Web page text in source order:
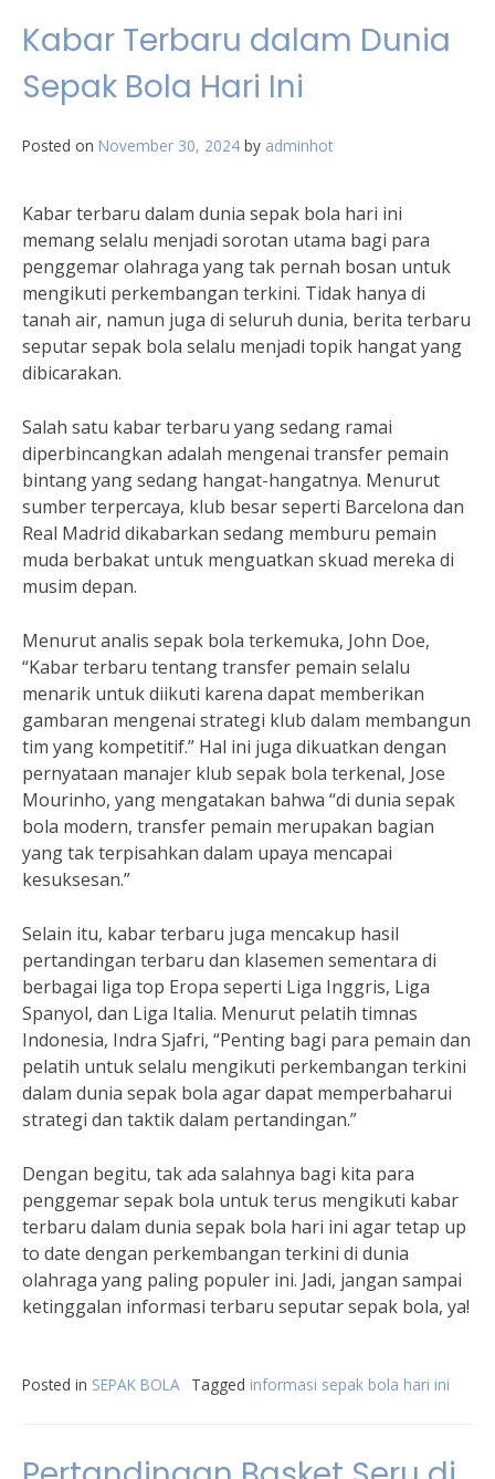
Kabar Terbaru dalam Dunia
Sepak Bola Hari Ini
Posted on November 30, 2024 by adminhot
Kabar terbaru dalam dunia sepak bola hari ini
memang selalu menjadi sorotan utama bagi para
penggemar olahraga yang tak pernah bosan untuk
mengikuti perkembangan terkini. Tidak hanya di
tanah air, namun juga di seluruh dunia, berita terbaru
seputar sepak bola selalu menjadi topik hangat yang
dibicarakan.
Salah satu kabar terbaru yang sedang ramai
diperbincangkan adalah mengenai transfer pemain
bintang yang sedang hangat-hangatnya. Menurut
sumber terpercaya, klub besar seperti Barcelona dan
Real Madrid dikabarkan sedang memburu pemain
muda berbakat untuk menguatkan skuad mereka di
musim depan.
Menurut analis sepak bola terkemuka, John Doe,
“Kabar terbaru tentang transfer pemain selalu
menarik untuk diikuti karena dapat memberikan
gambaran mengenai strategi klub dalam membangun
tim yang kompetitif.” Hal ini juga dikuatkan dengan
pernyataan manajer klub sepak bola terkenal, Jose
Mourinho, yang mengatakan bahwa “di dunia sepak
bola modern, transfer pemain merupakan bagian
yang tak terpisahkan dalam upaya mencapai
kesuksesan.”
Selain itu, kabar terbaru juga mencakup hasil
pertandingan terbaru dan klasemen sementara di
berbagai liga top Eropa seperti Liga Inggris, Liga
Spanyol, dan Liga Italia. Menurut pelatih timnas
Indonesia, Indra Sjafri, “Penting bagi para pemain dan
pelatih untuk selalu mengikuti perkembangan terkini
dalam dunia sepak bola agar dapat memperbaharui
strategi dan taktik dalam pertandingan.”
Dengan begitu, tak ada salahnya bagi kita para
penggemar sepak bola untuk terus mengikuti kabar
terbaru dalam dunia sepak bola hari ini agar tetap up
to date dengan perkembangan terkini di dunia
olahraga yang paling populer ini. Jadi, jangan sampai
ketinggalan informasi terbaru seputar sepak bola, ya!
Posted in SEPAK BOLA Tagged informasi sepak bola hari ini